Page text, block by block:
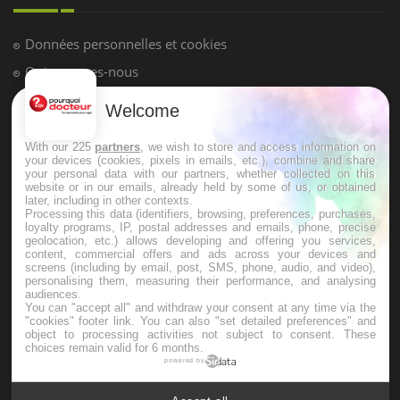
pression artérielle chute au lever
Drépanocytose : une déformation des
globules rouges aux conséquences
Maladie de Charcot (Sclérose latérale
amyotrophique)
Welcome
With our 225 partners , we wish to store and access information on
your devices (cookies, pixels in emails, etc.), combine and share
your personal data with our partners, whether collected on this
website or in our emails, already held by some of us, or obtained
later, including in other contexts.
Processing this data (identifiers, browsing, preferences, purchases,
loyalty programs, IP, postal addresses and emails, phone, precise
geolocation, etc.) allows developing and offering you services,
content, commercial offers and ads across your devices and
screens (including by email, post, SMS, phone, audio, and video),
personalising them, measuring their performance, and analysing
audiences.
You can "accept all" and withdraw your consent at any time via the
"cookies" footer link . You can also "set detailed preferences" and
object to processing activities not subject to consent. These
choices remain valid for 6 months.
powered by